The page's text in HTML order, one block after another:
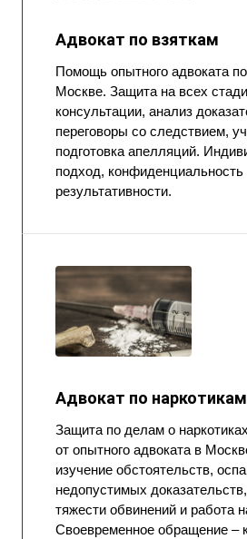
Адвокат по взяткам
Помощь опытного адвоката
Москве. Защита на всех
консультации, анализ
переговоры со следствием,
подготовка апелляций.
подход, конфиденциальность
результативности.
Адвокат по наркотикам
Защита по делам о
от опытного адвоката в
изучение обстоятельств,
недопустимых
тяжести обвинений и работа
Своевременное обращение –